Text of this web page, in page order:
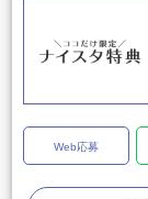
Web応募